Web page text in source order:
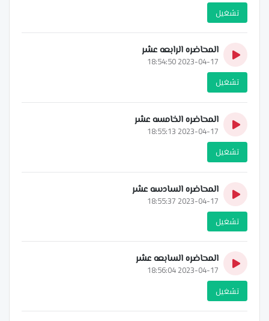
تشغيل
المحاضره الرابعه عشر
2023-04-17 18:54:50
تشغيل
المحاضره الخامسه عشر
2023-04-17 18:55:13
تشغيل
المحاضره السادسه عشر
2023-04-17 18:55:37
تشغيل
المحاضره السابعه عشر
2023-04-17 18:56:04
تشغيل